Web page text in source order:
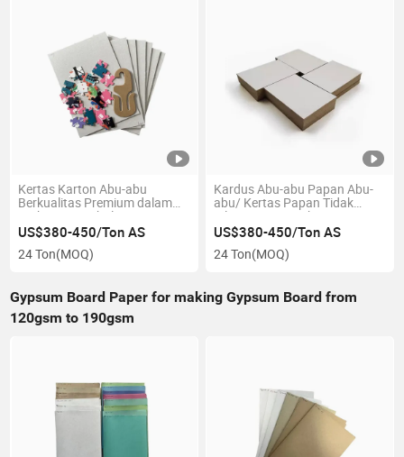
Kertas Karton Abu-abu
Berkualitas Premium dalam
Berbagai Ketebalan
US$380-450/Ton AS
24 Ton(MOQ)
Kardus Abu-abu Papan Abu-
abu/ Kertas Papan Tidak
Dilapisi 700GSM hingga
2000GSM, 1mm hingga
4.3mm
US$380-450/Ton AS
24 Ton(MOQ)
Gypsum Board Paper for making Gypsum Board from
120gsm to 190gsm